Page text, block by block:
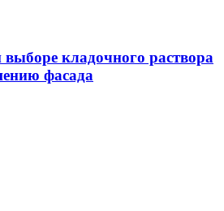
кладочного раствора
фасада